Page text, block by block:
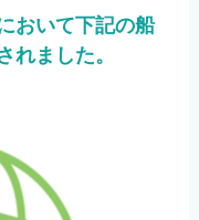
おいて下記の船
ました。